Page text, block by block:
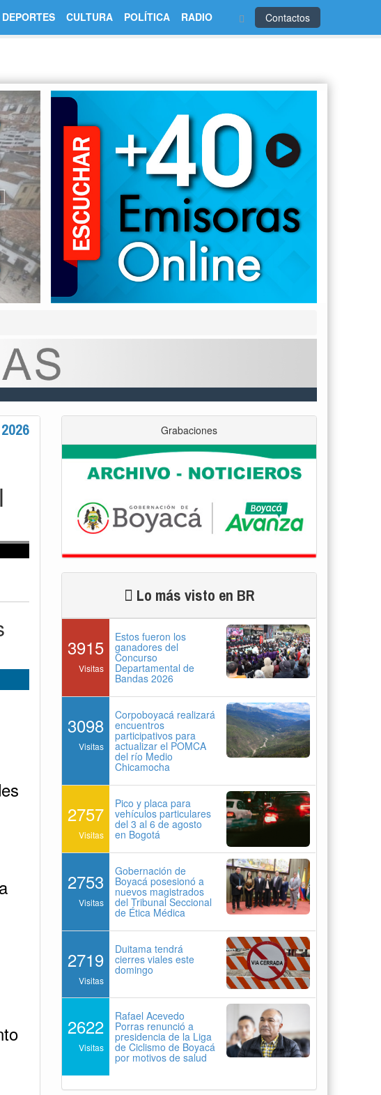
Contactos
DEPORTES CULTURA POLÍTICA RADIO
Next
Grabaciones
Lo más visto en BR
3915
Visitas
Estos fueron los
ganadores del
Concurso
Departamental de
Bandas 2026
3098
Visitas
Corpoboyacá realizará
encuentros
participativos para
actualizar el POMCA
del río Medio
Chicamocha
2757
Visitas
Pico y placa para
vehículos particulares
del 3 al 6 de agosto
en Bogotá
2753
Visitas
Gobernación de
Boyacá posesionó a
nuevos magistrados
del Tribunal Seccional
de Ética Médica
2719
Visitas
Duitama tendrá
cierres viales este
domingo
2622
Visitas
Rafael Acevedo
Porras renunció a
presidencia de la Liga
de Ciclismo de Boyacá
por motivos de salud